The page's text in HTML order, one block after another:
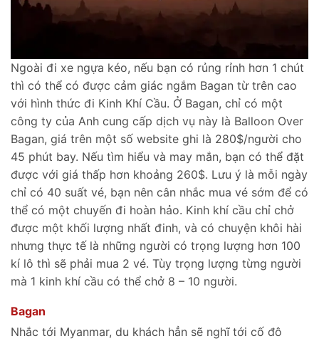
Ngoài đi xe ngựa kéo, nếu bạn có rủng rỉnh hơn 1 chút
thì có thể có được cảm giác ngắm Bagan từ trên cao
với hình thức đi Kinh Khí Cầu. Ở Bagan, chỉ có một
công ty của Anh cung cấp dịch vụ này là Balloon Over
Bagan, giá trên một số website ghi là 280$/người cho
45 phút bay. Nếu tìm hiểu và may mắn, bạn có thể đặt
được với giá thấp hơn khoảng 260$. Lưu ý là mỗi ngày
chỉ có 40 suất vé, bạn nên cân nhắc mua vé sớm để có
thể có một chuyến đi hoàn hảo. Kinh khí cầu chỉ chở
được một khối lượng nhất đinh, và có chuyện khôi hài
nhưng thực tế là những người có trọng lượng hơn 100
kí lô thì sẽ phải mua 2 vé. Tùy trọng lượng từng người
mà 1 kinh khí cầu có thể chở 8 – 10 người.
Bagan
Nhắc tới Myanmar, du khách hẳn sẽ nghĩ tới cố đô